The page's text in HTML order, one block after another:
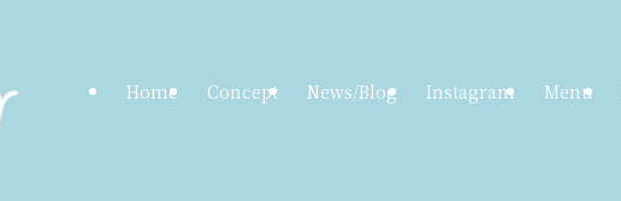
Home Concept News/Blog Instagram Menu